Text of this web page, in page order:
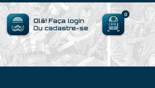
Olá! Faça login
Ou cadastre-se
0